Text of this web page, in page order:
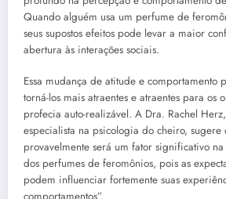
Quando alguém usa um perfume de
seus supostos efeitos pode levar a maior
abertura às interações sociais.
Essa mudança de atitude e comportamento
torná-los mais atraentes e atraentes para os
profecia auto-realizável. A Dra. Rachel
especialista na psicologia do cheiro, sugere
provavelmente será um fator significativo
dos perfumes de feromônios, pois as
podem influenciar fortemente suas